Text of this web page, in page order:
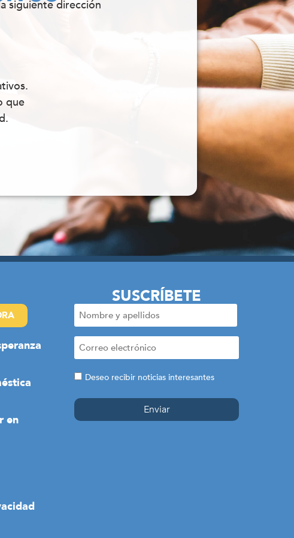
siguiente dirección
que
en
SUSCRÍBETE
Nombre
y
apellidos
Correo
electrónico
(Obligatorio)
Consentimiento
Deseo recibir noticias interesantes